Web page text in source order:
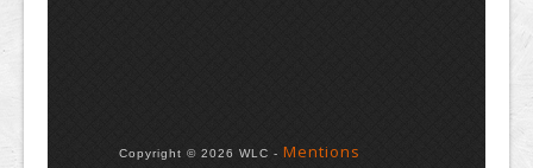
Copyright © 2026 WLC - Mentions